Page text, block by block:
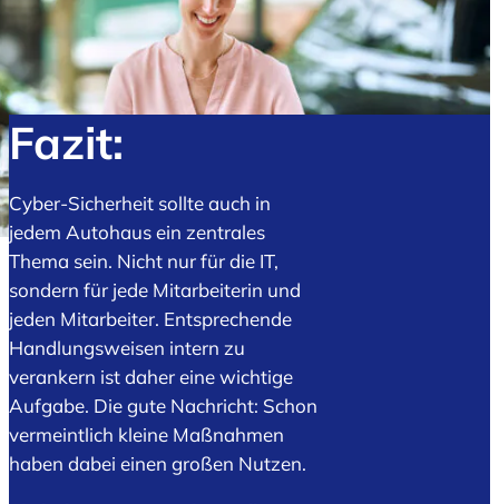
Fazit:
Cyber-Sicherheit sollte auch in
jedem Autohaus ein zentrales
Thema sein. Nicht nur für die IT,
sondern für jede Mitarbeiterin und
jeden Mitarbeiter. Entsprechende
Handlungsweisen intern zu
verankern ist daher eine wichtige
Aufgabe. Die gute Nachricht: Schon
vermeintlich kleine Maßnahmen
haben dabei einen großen Nutzen.